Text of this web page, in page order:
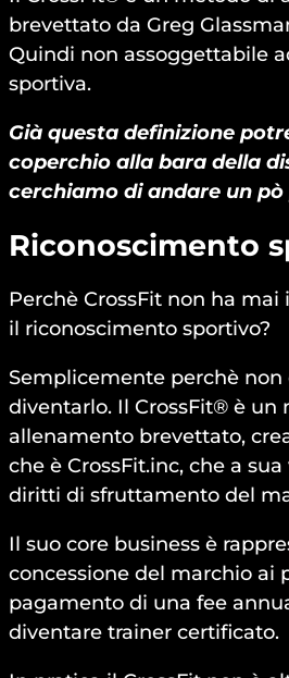
brevettato da Greg
Quindi non assoggettabile
sportiva.
Già questa definizione
coperchio alla bara della
cerchiamo di andare un pò
Riconoscimento
Perchè CrossFit non ha
il riconoscimento sportivo?
Semplicemente perchè non
diventarlo. Il CrossFit® è un
allenamento brevettato,
che è CrossFit.inc, che a
diritti di sfruttamento del
Il suo core business è
concessione del marchio ai
pagamento di una fee
diventare trainer certificato.